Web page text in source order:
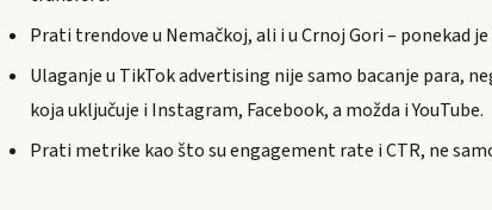
Prati trendove u Nemačkoj, ali i u Crnoj Gori – ponekad
Ulaganje u TikTok advertising nije samo bacanje para,
koja uključuje i Instagram, Facebook, a možda i YouTube.
Prati metrike kao što su engagement rate i CTR, ne